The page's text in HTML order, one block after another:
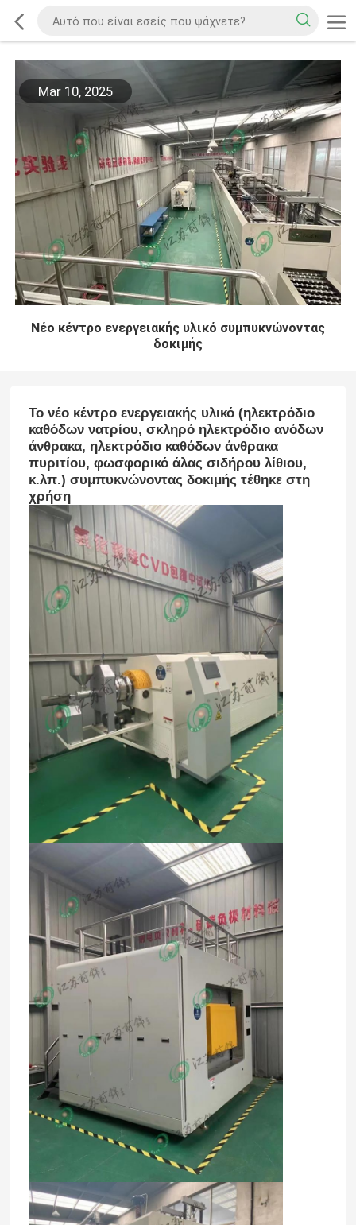
Mar 10, 2025
Νέο κέντρο ενεργειακής υλικό συμπυκνώνοντας
δοκιμής
Το νέο κέντρο ενεργειακής υλικό (ηλεκτρόδιο
καθόδων νατρίου, σκληρό ηλεκτρόδιο ανόδων
άνθρακα, ηλεκτρόδιο καθόδων άνθρακα
πυριτίου, φωσφορικό άλας σιδήρου λίθιου,
κ.λπ.) συμπυκνώνοντας δοκιμής τέθηκε στη
χρήση